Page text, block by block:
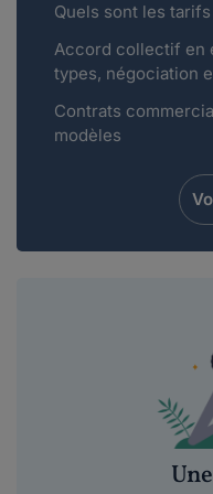
Quels sont les
Accord collectif en
types, négociation
Contrats
modèles